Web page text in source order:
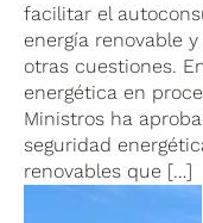
facilitar el
energía renovable
otras cuestiones.
energética en
Ministros ha
seguridad
renovables que […]